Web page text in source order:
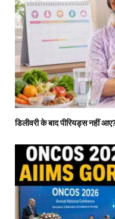
डिलीवरी के बाद पीरियड्स नहीं